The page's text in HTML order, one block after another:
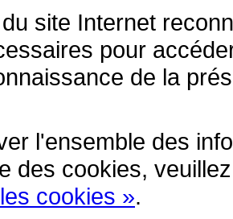
site Internet
pour
de la
l'ensemble des
des cookies,
cookies ».